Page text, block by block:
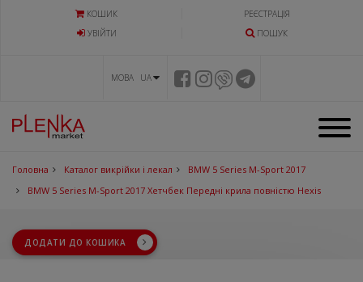
КОШИК
РЕЄСТРАЦІЯ
УВIЙТИ
ПОШУК
МОВА UA
Головна Каталог викрійки і лекал
BMW 5 Series M-Sport 2017
BMW 5 Series M-Sport 2017 Хетчбек Передні крила повністю Hexis
ДОДАТИ ДО КОШИКА